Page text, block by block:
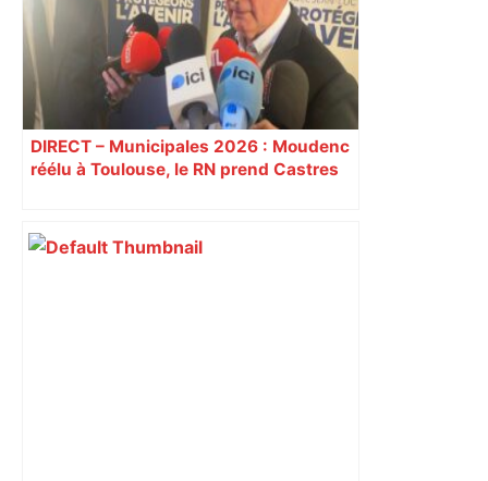
DIRECT – Municipales 2026 : Moudenc
réélu à Toulouse, le RN prend Castres